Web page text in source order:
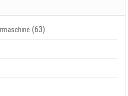
(63)